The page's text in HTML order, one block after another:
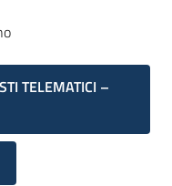
TELEMATICI –